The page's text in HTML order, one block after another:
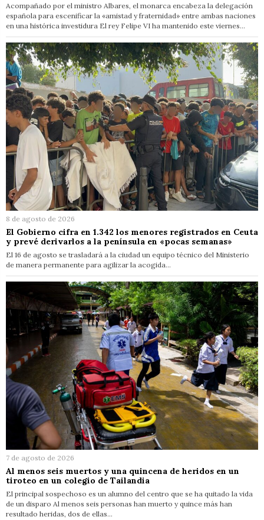
Acompañado por el ministro Albares, el monarca encabeza la delegación
española para escenificar la «amistad y fraternidad» entre ambas naciones
en una histórica investidura El rey Felipe VI ha mantenido este viernes…
8 de agosto de 2026
El Gobierno cifra en 1.342 los menores registrados en Ceuta
y prevé derivarlos a la península en «pocas semanas»
El 16 de agosto se trasladará a la ciudad un equipo técnico del Ministerio
de manera permanente para agilizar la acogida…
7 de agosto de 2026
Al menos seis muertos y una quincena de heridos en un
tiroteo en un colegio de Tailandia
El principal sospechoso es un alumno del centro que se ha quitado la vida
de un disparo Al menos seis personas han muerto y quince más han
resultado heridas, dos de ellas…